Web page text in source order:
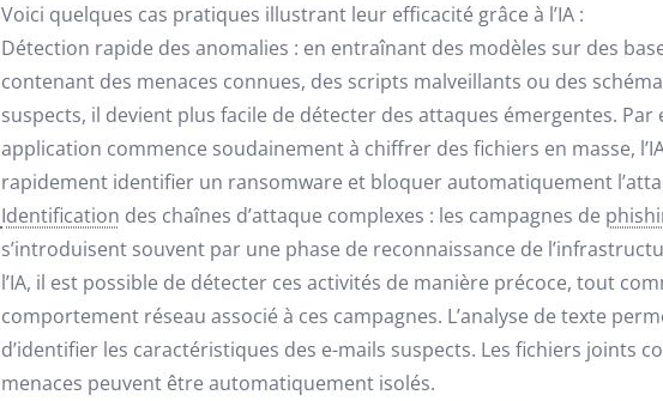
Voici quelques cas pratiques illustrant leur efficacité grâce à l’IA :
Détection rapide des anomalies : en entraînant des modèles sur des
contenant des menaces connues, des scripts malveillants ou des
suspects, il devient plus facile de détecter des attaques émergentes. Par
application commence soudainement à chiffrer des fichiers en masse,
rapidement identifier un ransomware et bloquer automatiquement
Identification des chaînes d’attaque complexes : les campagnes de
s’introduisent souvent par une phase de reconnaissance de
l’IA, il est possible de détecter ces activités de manière précoce, tout
comportement réseau associé à ces campagnes. L’analyse de texte
d’identifier les caractéristiques des e-mails suspects. Les fichiers joints
menaces peuvent être automatiquement isolés.